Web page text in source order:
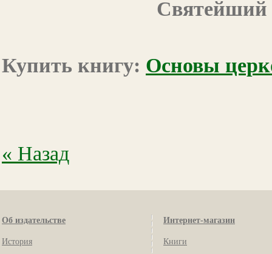
Святейший
Купить книгу: Основы
« Назад
Об издательстве
История
Интернет-магазин
Книги